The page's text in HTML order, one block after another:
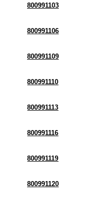
800991103
800991106
800991109
800991110
800991113
800991116
800991119
800991120